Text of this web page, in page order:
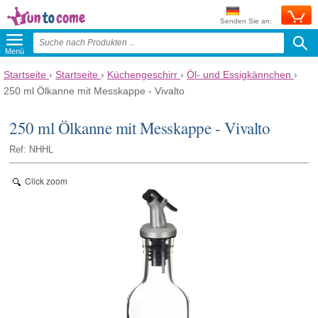
Senden Sie an:
Menü
Startseite › Startseite › Küchengeschirr › Öl- und Essigkännchen ›
250 ml Ölkanne mit Messkappe - Vivalto
250 ml Ölkanne mit Messkappe - Vivalto
Ref: NHHL
Click zoom